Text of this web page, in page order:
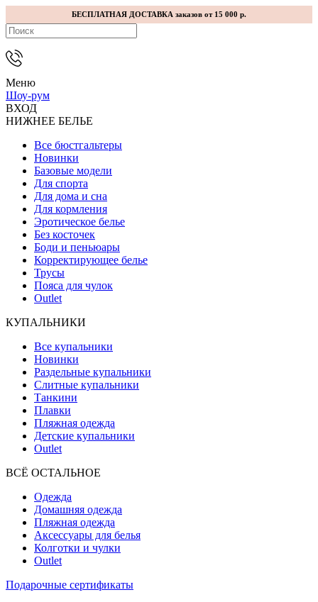
БЕСПЛАТНАЯ ДОСТАВКА заказов от 15 000 р.
Меню
Шоу-рум
ВХОД
НИЖНЕЕ БЕЛЬЕ
Все бюстгальтеры
Новинки
Базовые модели
Для спорта
Для дома и сна
Для кормления
Эротическое белье
Без косточек
Боди и пеньюары
Корректирующее белье
Трусы
Пояса для чулок
Outlet
КУПАЛЬНИКИ
Все купальники
Новинки
Раздельные купальники
Слитные купальники
Танкини
Плавки
Пляжная одежда
Детские купальники
Outlet
ВCЁ ОСТАЛЬНОЕ
Одежда
Домашняя одежда
Пляжная одежда
Аксессуары для белья
Колготки и чулки
Outlet
Подарочные сертификаты